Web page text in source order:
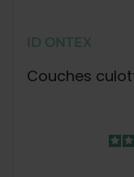
ID ONTEX
Couches